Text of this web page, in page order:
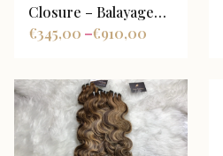
Closure – Balayage
Castano con Riflessi
345,00
€ – 910,00
€